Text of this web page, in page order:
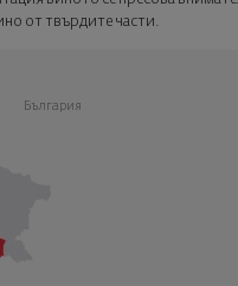
от твърдите части.
България